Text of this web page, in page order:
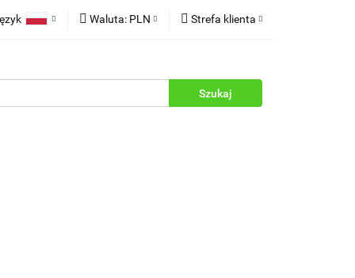
Waluta: PLN Strefa klienta
Zarejestruj się
Dodaj zgłoszenie